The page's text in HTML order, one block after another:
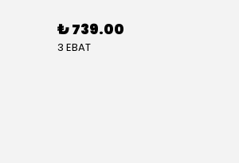
₺ 739.00
3 EBAT